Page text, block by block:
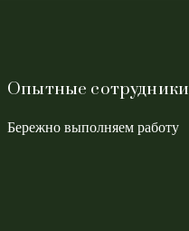
Опытные сотрудники
Бережно выполняем работу